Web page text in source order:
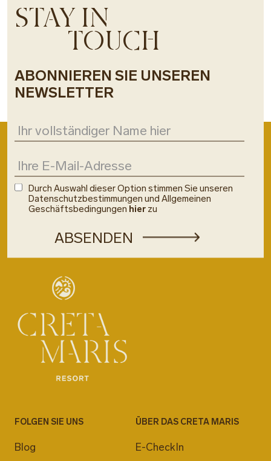
STAY IN
TOUCH
ABONNIEREN SIE UNSEREN
NEWSLETTER
Durch Auswahl dieser Option stimmen Sie unseren
Datenschutzbestimmungen und Allgemeinen
Geschäftsbedingungen hier zu
FOLGEN SIE UNS
Blog
ÜBER DAS CRETA MARIS
E-CheckIn